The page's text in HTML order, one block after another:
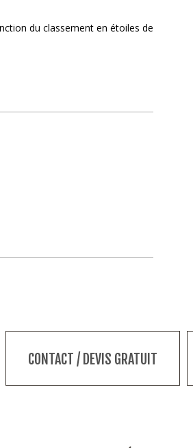
du classement en étoiles de
CONTACT / DEVIS GRATUIT